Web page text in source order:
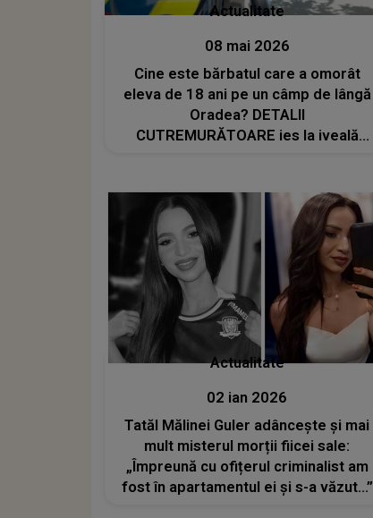
Actualitate
08 mai 2026
Cine este bărbatul care a omorât
eleva de 18 ani pe un câmp de lângă
Oradea? DETALII
CUTREMURĂTOARE ies la iveală
Actualitate
02 ian 2026
Tatăl Mălinei Guler adâncește și mai
mult misterul morții fiicei sale:
„Împreună cu ofițerul criminalist am
fost în apartamentul ei și s-a văzut...”